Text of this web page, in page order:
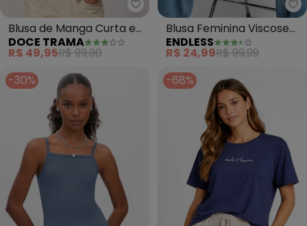
Doce Trama - Blusa de Manga
Blusa de Manga Curta em
Tricot Flamê (Azul)
DOCE TRAMA
R$ 49,95R$ 99,90
Blusa Feminina Viscose
(Azul)
ENDLESS
R$ 24,99R$ 99,99
-30%
-68%